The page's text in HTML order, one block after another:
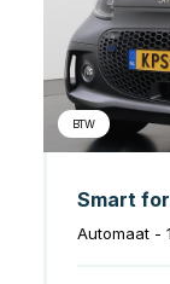
BTW
Automaat -